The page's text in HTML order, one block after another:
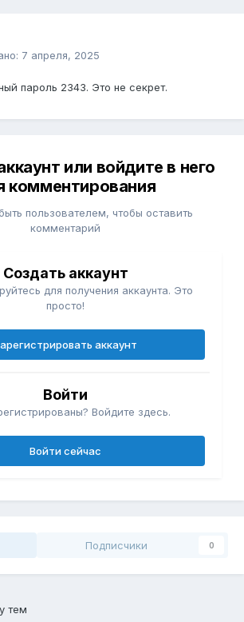
7 апреля, 2025
пароль 2343. Это не секрет.
или войдите в него
комментирования
пользователем, чтобы оставить
комментарий
Создать аккаунт
для получения аккаунта. Это
просто!
аккаунт
Войти
Войдите здесь.
Войти сейчас
Подписчики 0
тем